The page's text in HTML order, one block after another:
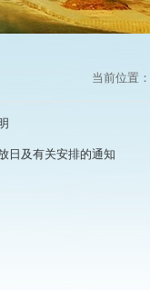
当前位置：
日及有关安排的通知